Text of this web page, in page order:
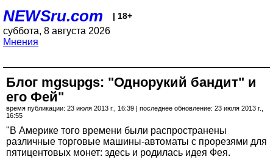
NEWSru.com | 18+
суббота, 8 августа 2026
Мнения
Блог mgsupgs: "Однорукий бандит" и
его Фей"
время публикации: 23 июля 2013 г., 16:39 | последнее обновление: 23 июля 2013 г.,
16:55
"В Америке того времени были распространены
различные торговые машины-автоматы с прорезями для
пятицентовых монет: здесь и родилась идея Фея.